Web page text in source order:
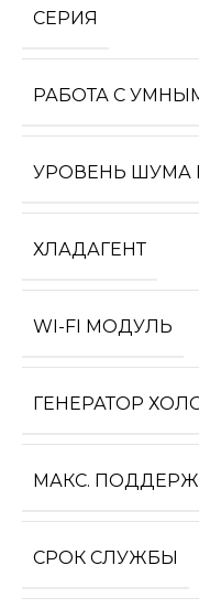
СЕРИЯ
РАБОТА С
УРОВЕНЬ ШУМА
ХЛАДАГЕНТ
WI-FI МОДУЛЬ
ГЕНЕРАТОР
МАКС.
СРОК СЛУЖБЫ